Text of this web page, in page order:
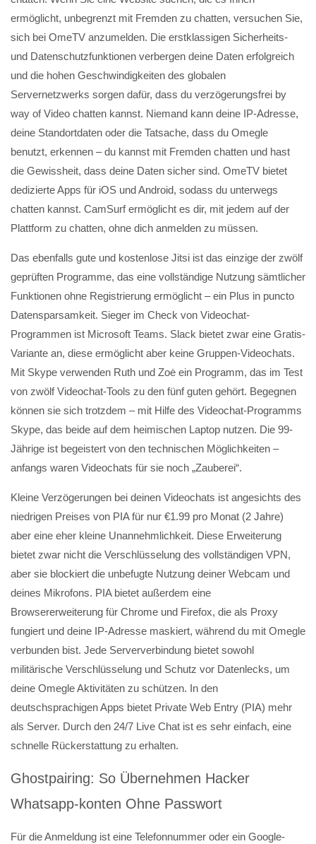
ermöglicht, unbegrenzt mit Fremden zu chatten, versuchen Sie,
sich bei OmeTV anzumelden. Die erstklassigen Sicherheits-
und Datenschutzfunktionen verbergen deine Daten erfolgreich
und die hohen Geschwindigkeiten des globalen
Servernetzwerks sorgen dafür, dass du verzögerungsfrei by
way of Video chatten kannst. Niemand kann deine IP-Adresse,
deine Standortdaten oder die Tatsache, dass du Omegle
benutzt, erkennen – du kannst mit Fremden chatten und hast
die Gewissheit, dass deine Daten sicher sind. OmeTV bietet
dedizierte Apps für iOS und Android, sodass du unterwegs
chatten kannst. CamSurf ermöglicht es dir, mit jedem auf der
Plattform zu chatten, ohne dich anmelden zu müssen.
Das ebenfalls gute und kostenlose Jitsi ist das einzige der zwölf
geprüften Programme, das eine voll­ständige Nutzung sämtlicher
Funk­tionen ohne Registrierung ermöglicht – ein Plus in puncto
Daten­spar­samkeit. Sieger im Check von Videochat-
Programmen ist Microsoft Teams. Slack bietet zwar eine Gratis-
Variante an, diese ermöglicht aber keine Gruppen-Video­chats.
Mit Skype verwenden Ruth und Zoė ein Programm, das im Test
von zwölf Video­chat-Tools zu den fünf guten gehört. Begegnen
können sie sich trotzdem – mit Hilfe des Video­chat-Programms
Skype, das beide auf dem heimischen Laptop nutzen. Die 99-
Jährige ist begeistert von den tech­nischen Möglich­keiten –
anfangs waren Video­chats für sie noch „Zauberei“.
Kleine Verzögerungen bei deinen Videochats ist angesichts des
niedrigen Preises von PIA für nur €1.99 pro Monat (2 Jahre)
aber eine eher kleine Unannehmlichkeit. Diese Erweiterung
bietet zwar nicht die Verschlüsselung des vollständigen VPN,
aber sie blockiert die unbefugte Nutzung deiner Webcam und
deines Mikrofons. PIA bietet außerdem eine
Browsererweiterung für Chrome und Firefox, die als Proxy
fungiert und deine IP-Adresse maskiert, während du mit Omegle
verbunden bist. Jede Serververbindung bietet sowohl
militärische Verschlüsselung und Schutz vor Datenlecks, um
deine Omegle Aktivitäten zu schützen. In den
deutschsprachigen Apps bietet Private Web Entry (PIA) mehr
als Server. Durch den 24/7 Live Chat ist es sehr einfach, eine
schnelle Rückerstattung zu erhalten.
Ghostpairing: So Übernehmen Hacker
Whatsapp-konten Ohne Passwort
Für die Anmeldung ist eine Telefonnummer oder ein Google-